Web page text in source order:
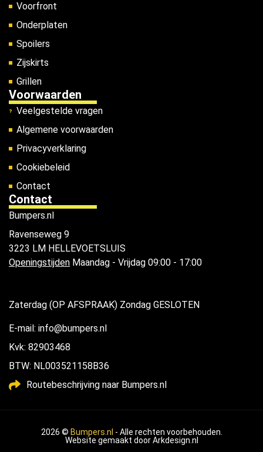
Voorfront
Onderplaten
Spoilers
Zijskirts
Grillen
Voorwaarden
Veelgestelde vragen
Algemene voorwaarden
Privacyverklaring
Cookiebeleid
Contact
Contact
Bumpers.nl
Ravenseweg 9
3223 LM HELLEVOETSLUIS
Openingstijden Maandag - Vrijdag 09:00 - 17:00
Zaterdag (OP AFSPRAAK) Zondag GESLOTEN
E-mail: info@bumpers.nl
Kvk: 82903468
BTW: NL003521158B36
Routebeschrijving naar Bumpers.nl
2026 © Bumpers.nl - Alle rechten voorbehouden.
Website gemaakt doorArkdesign.nl